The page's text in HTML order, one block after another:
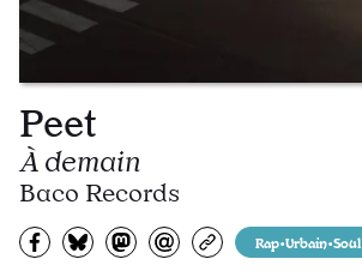
Peet
À demain
Baco Records
Partagez sur Facebook
Partager sur Bluesky
Partager sur Mastodon
Partagez par e-mail
Copiez l’url
Rap•Urbain•Soul